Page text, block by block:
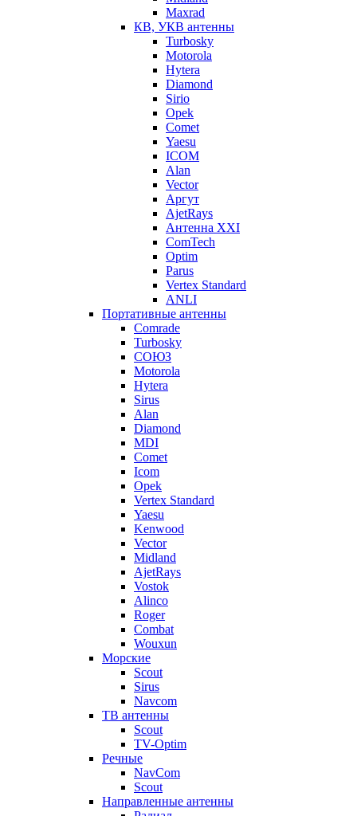
Maxrad
КВ, УКВ антенны
Turbosky
Motorola
Hytera
Diamond
Sirio
Opek
Comet
Yaesu
ICOM
Alan
Vector
Аргут
AjetRays
Антенна XXI
ComTech
Optim
Parus
Vertex Standard
ANLI
Портативные антенны
Comrade
Turbosky
СОЮЗ
Motorola
Hytera
Sirus
Alan
Diamond
MDI
Comet
Icom
Opek
Vertex Standard
Yaesu
Kenwood
Vector
Midland
AjetRays
Vostok
Alinco
Roger
Combat
Wouxun
Морские
Scout
Sirus
Navcom
ТВ антенны
Scout
TV-Optim
Речные
NavCom
Scout
Направленные антенны